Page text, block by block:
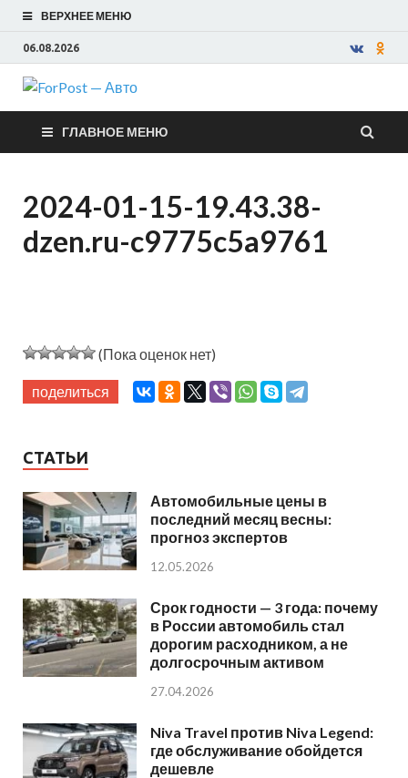
ВЕРХНЕЕ МЕНЮ
06.08.2026
ForPost —
Авто
ГЛАВНОЕ МЕНЮ
2024-01-15-19.43.38-
dzen.ru-c9775c5a9761
(Пока оценок нет)
поделиться
СТАТЬИ
Автомобильные цены в
последний месяц весны:
прогноз экспертов
12.05.2026
Срок годности — 3 года: почему
в России автомобиль стал
дорогим расходником, а не
долгосрочным активом
27.04.2026
Niva Travel против Niva Legend:
где обслуживание обойдется
дешевле